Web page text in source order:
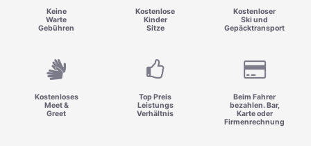
Keine
Warte
Gebühren
Kostenlose
Kinder
Sitze
Kostenloser
Ski und
Gepäcktransport
Kostenloses
Meet &
Greet
Top Preis
Leistungs
Verhältnis
Beim Fahrer
bezahlen. Bar,
Karte oder
Firmenrechnung